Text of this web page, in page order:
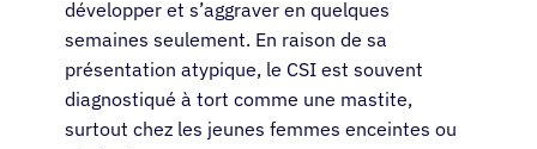
développer et s’aggraver en quelques
semaines seulement. En raison de sa
présentation atypique, le CSI est souvent
diagnostiqué à tort comme une mastite,
surtout chez les jeunes femmes enceintes ou